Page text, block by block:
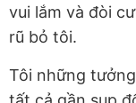
vui lắm và đòi
rũ bỏ tôi.
Tôi những